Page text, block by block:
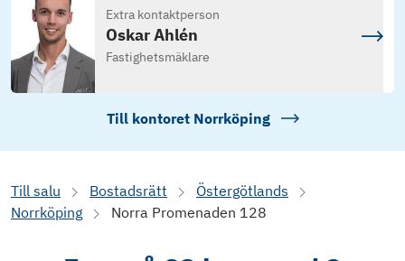
Extra kontaktperson
Oskar Ahlén
Fastighetsmäklare
Till kontoret Norrköping
Till salu Bostadsrätt
Östergötlands
Norrköping
Norra Promenaden 128